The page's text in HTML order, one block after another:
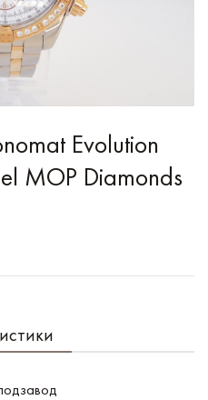
Evolution
MOP Diamonds